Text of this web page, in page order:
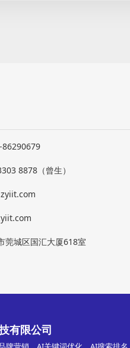
86290679
8878（曾生）
莞城区国汇大厦618室
有限公司